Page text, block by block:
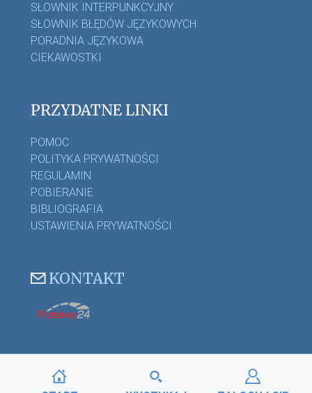
SŁOWNIK INTERPUNKCYJNY
SŁOWNIK BŁĘDÓW JĘZYKOWYCH
PORADNIA JĘZYKOWA
CIEKAWOSTKI
PRZYDATNE LINKI
POMOC
POLITYKA PRYWATNOŚCI
REGULAMIN
POBIERANIE
BIBLIOGRAFIA
USTAWIENIA PRYWATNOŚCI
KONTAKT